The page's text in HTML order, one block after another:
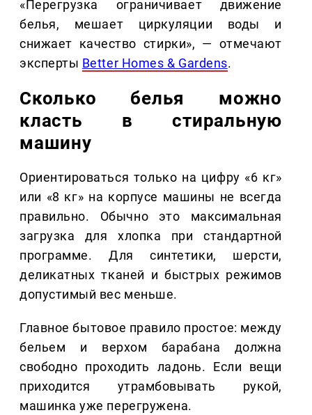
«Перегрузка ограничивает движение
белья, мешает циркуляции воды и
снижает качество стирки», — отмечают
эксперты Better Homes & Gardens.
Сколько белья можно
класть в стиральную
машину
Ориентироваться только на цифру «6 кг»
или «8 кг» на корпусе машины не всегда
правильно. Обычно это максимальная
загрузка для хлопка при стандартной
программе. Для синтетики, шерсти,
деликатных тканей и быстрых режимов
допустимый вес меньше.
Главное бытовое правило простое: между
бельем и верхом барабана должна
свободно проходить ладонь. Если вещи
приходится утрамбовывать рукой,
машинка уже перегружена.